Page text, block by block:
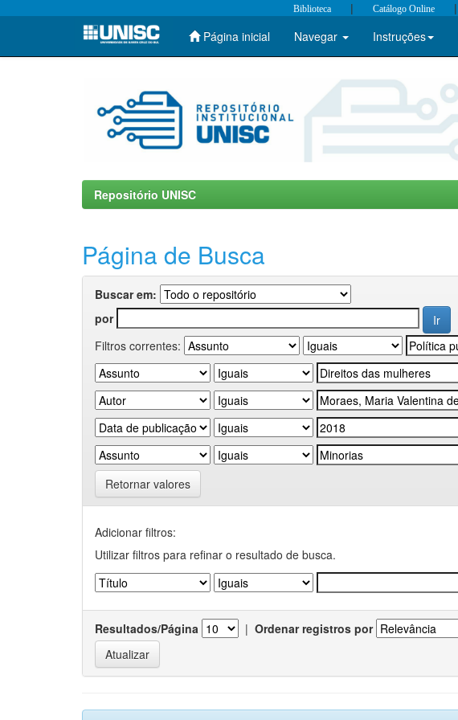
Skip
Biblioteca | Catálogo Online |
Página inicial Navegar Instruções
Repositório UNISC
Página de Busca
Buscar em:
por
Filtros correntes:
Retornar valores
Adicionar filtros:
Utilizar filtros para refinar o resultado de busca.
Resultados/Página | Ordenar registros por